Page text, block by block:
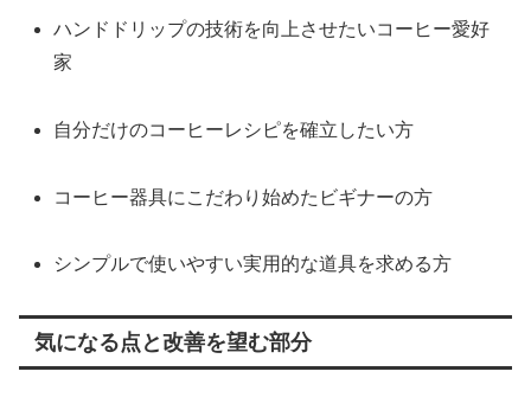
ハンドドリップの技術を向上させたいコーヒー愛好
家
自分だけのコーヒーレシピを確立したい方
コーヒー器具にこだわり始めたビギナーの方
シンプルで使いやすい実用的な道具を求める方
気になる点と改善を望む部分